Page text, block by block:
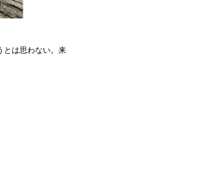
とは思わない。来